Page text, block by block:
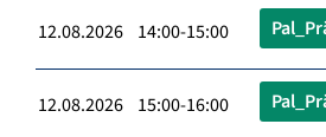
12.08.2026 14:00-15:00
12.08.2026 15:00-16:00